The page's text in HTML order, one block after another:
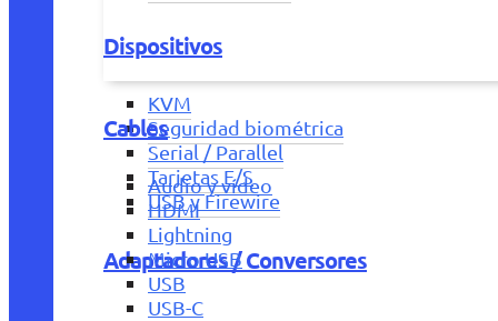
Dispositivos
KVM
Seguridad biométrica
Serial / Parallel
Tarjetas E/S
USB y Firewire
Adaptadores / Conversores
Cables
Audio y vídeo
HDMI
Lightning
Micro USB
USB
USB-C